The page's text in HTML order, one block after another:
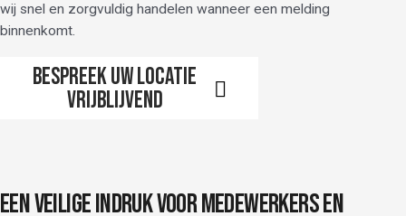
wij snel en zorgvuldig handelen wanneer een melding
binnenkomt.
Bespreek uw locatie
vrijblijvend
EEN VEILIGE INDRUK VOOR MEDEWERKERS EN